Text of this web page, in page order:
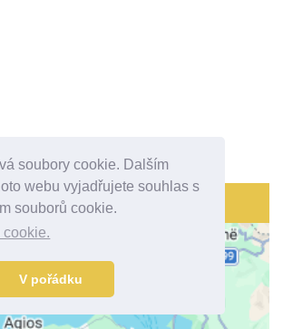
soubory cookie. Dalším
webu vyjadřujete souhlas s
souborů cookie.
cookie.
V pořádku
MAPA OBLASTI